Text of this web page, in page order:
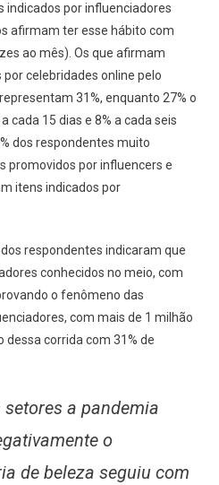
indicados por influenciadores
afirmam ter esse hábito com
ao mês). Os que afirmam
celebridades online pelo
31%, enquanto 27% o
cada 15 dias e 8% a cada seis
dos respondentes muito
promovidos por influencers e
itens indicados por
respondentes indicaram que
conhecidos no meio, com
o fenômeno das
com mais de 1 milhão
dessa corrida com 31% de
setores a pandemia
o
de beleza seguiu com